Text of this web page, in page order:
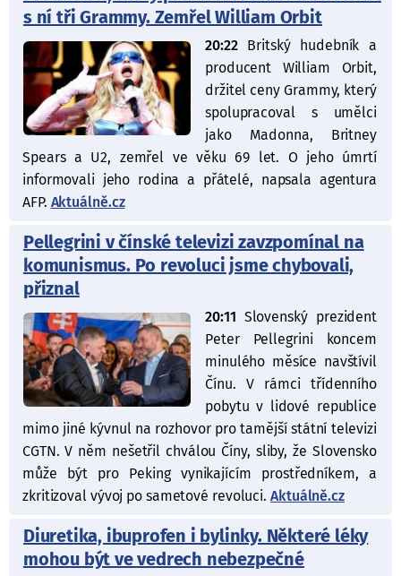
s ní tři Grammy. Zemřel William Orbit
20:22Britský hudebník a
producent William Orbit,
držitel ceny Grammy, který
spolupracoval s umělci
jako Madonna, Britney
Spears a U2, zemřel ve věku 69 let. O jeho úmrtí
informovali jeho rodina a přátelé, napsala agentura
AFP.Aktuálně.cz
Pellegrini v čínské televizi zavzpomínal na
komunismus. Po revoluci jsme chybovali,
přiznal
20:11 Slovenský prezident
Peter Pellegrini koncem
minulého měsíce navštívil
Čínu. V rámci třídenního
pobytu v lidové republice
mimo jiné kývnul na rozhovor pro tamější státní televizi
CGTN. V něm nešetřil chválou Číny, sliby, že Slovensko
může být pro Peking vynikajícím prostředníkem, a
zkritizoval vývoj po sametové revoluci. Aktuálně.cz
Diuretika, ibuprofen i bylinky. Některé léky
mohou být ve vedrech nebezpečné